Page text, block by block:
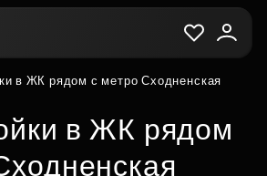
в ЖК рядом с метро Сходненская
в ЖК рядом